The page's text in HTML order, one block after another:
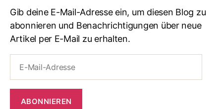
Gib deine E-Mail-Adresse ein, um diesen Blog zu
abonnieren und Benachrichtigungen über neue
Artikel per E-Mail zu erhalten.
Mail-
ABONNIEREN